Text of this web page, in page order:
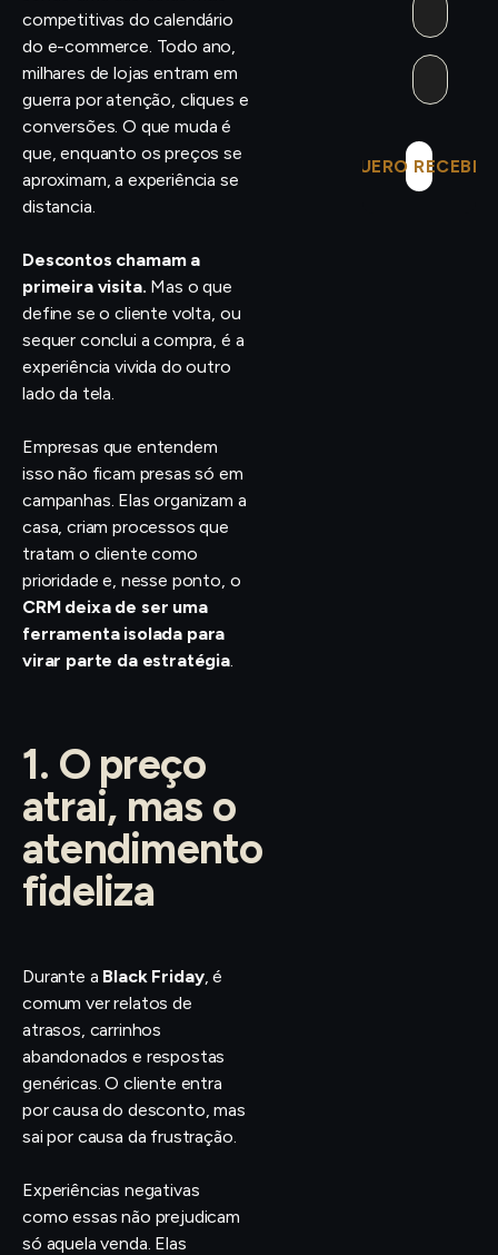
competitivas do calendário
do e-commerce. Todo ano,
milhares de lojas entram em
guerra por atenção, cliques e
conversões. O que muda é
que, enquanto os preços se
aproximam, a experiência se
distancia.
Descontos chamam a
primeira visita. Mas o que
define se o cliente volta, ou
sequer conclui a compra, é a
experiência vivida do outro
lado da tela.
Empresas que entendem
isso não ficam presas só em
campanhas. Elas organizam a
casa, criam processos que
tratam o cliente como
prioridade e, nesse ponto, o
CRM deixa de ser uma
ferramenta isolada para
virar parte da estratégia.
1. O preço
atrai, mas o
atendimento
fideliza
Durante a Black Friday, é
comum ver relatos de
atrasos, carrinhos
abandonados e respostas
genéricas. O cliente entra
por causa do desconto, mas
sai por causa da frustração.
Experiências negativas
como essas não prejudicam
só aquela venda. Elas
QUERO RECEBER